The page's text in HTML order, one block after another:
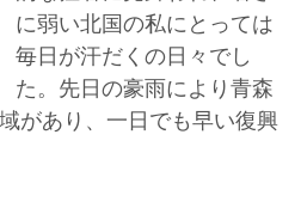
に弱い北国の私にとっては
毎日が汗だくの日々でし
た。先日の豪雨により青森
があり、一日でも早い復興